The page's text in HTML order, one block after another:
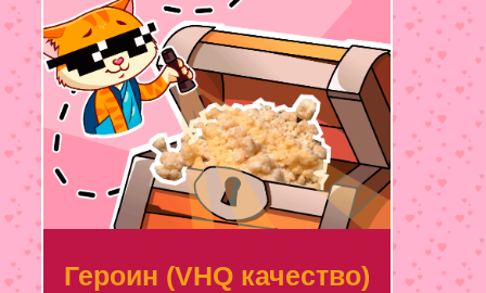
Героин (VHQ качество)